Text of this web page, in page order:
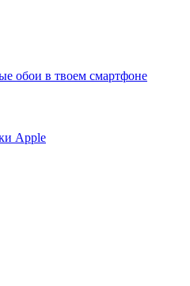
обои в твоем смартфоне
Apple